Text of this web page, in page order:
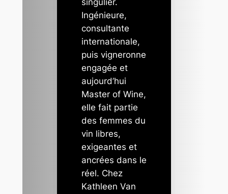
singulier.
Ingénieure,
consultante
internationale,
puis vigneronne
engagée et
aujourd’hui
Master of Wine,
elle fait partie
des femmes du
vin libres,
exigeantes et
ancrées dans le
réel. Chez
Kathleen Van